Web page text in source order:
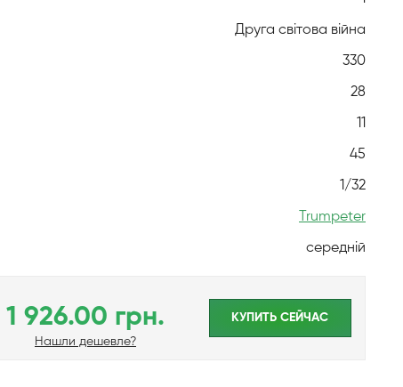
Друга світова війна
330
28
45
1/32
Trumpeter
середній
1 926.00 грн.
Нашли дешевле?
КУПИТЬ CЕЙЧАС